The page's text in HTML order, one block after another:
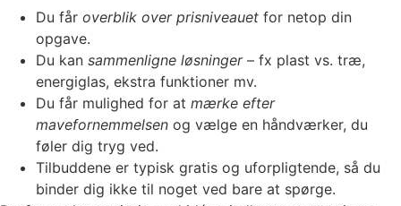
Du får overblik over prisniveauet for netop din
opgave.
Du kan sammenligne løsninger– fx plast vs. træ,
energiglas, ekstra funktioner mv.
Du får mulighed for at mærke efter
mavefornemmelsen og vælge en håndværker, du
føler dig tryg ved.
Tilbuddene er typisk gratis og uforpligtende, så du
binder dig ikke til noget ved bare at spørge.